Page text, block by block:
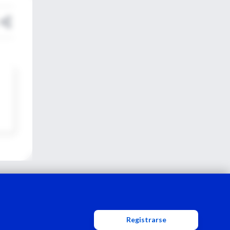
Registrarse